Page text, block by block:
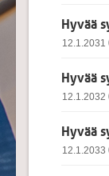
Hyvää
12.1.2031
Hyvää
12.1.2032
Hyvää
12.1.2033